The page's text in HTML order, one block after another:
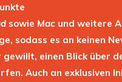
sowie Mac und weitere
sodass es an keinen
gewillt, einen Blick über
Auch an exklusiven